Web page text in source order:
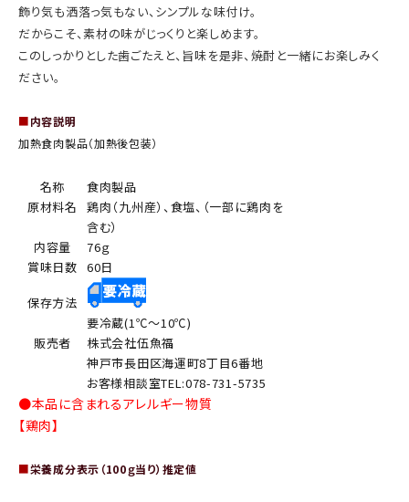
飾り気も洒落っ気もない、シンプルな味付け。
だからこそ、素材の味がじっくりと楽しめます。
このしっかりとした歯ごたえと、旨味を是非、焼酎と一緒にお楽しみく
ださい。
■内容説明
加熱食肉製品（加熱後包装）
名称
食肉製品
原材料名
鶏肉（九州産）、食塩、（一部に鶏肉を
含む）
内容量
76ｇ
賞味日数 60日
保存方法
要冷蔵(1℃～10℃)
販売者
株式会社伍魚福
神戸市長田区海運町8丁目6番地
お客様相談室TEL:078-731-5735
●本品に含まれるアレルギー物質
【鶏肉】
■栄養成分表示（100ｇ当り）推定値